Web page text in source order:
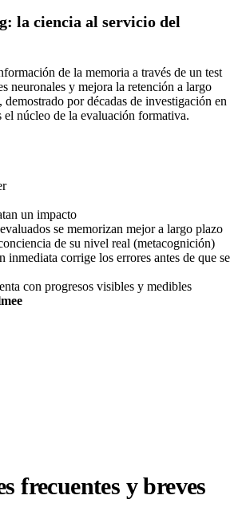
la ciencia al servicio del
de la memoria a través de un test
neuronales y mejora la retención a largo
por décadas de investigación en
el núcleo de la evaluación formativa.
un impacto
se memorizan mejor a largo plazo
de su nivel real (metacognición)
inmediata corrige los errores antes de que se
con progresos visibles y medibles
frecuentes y breves